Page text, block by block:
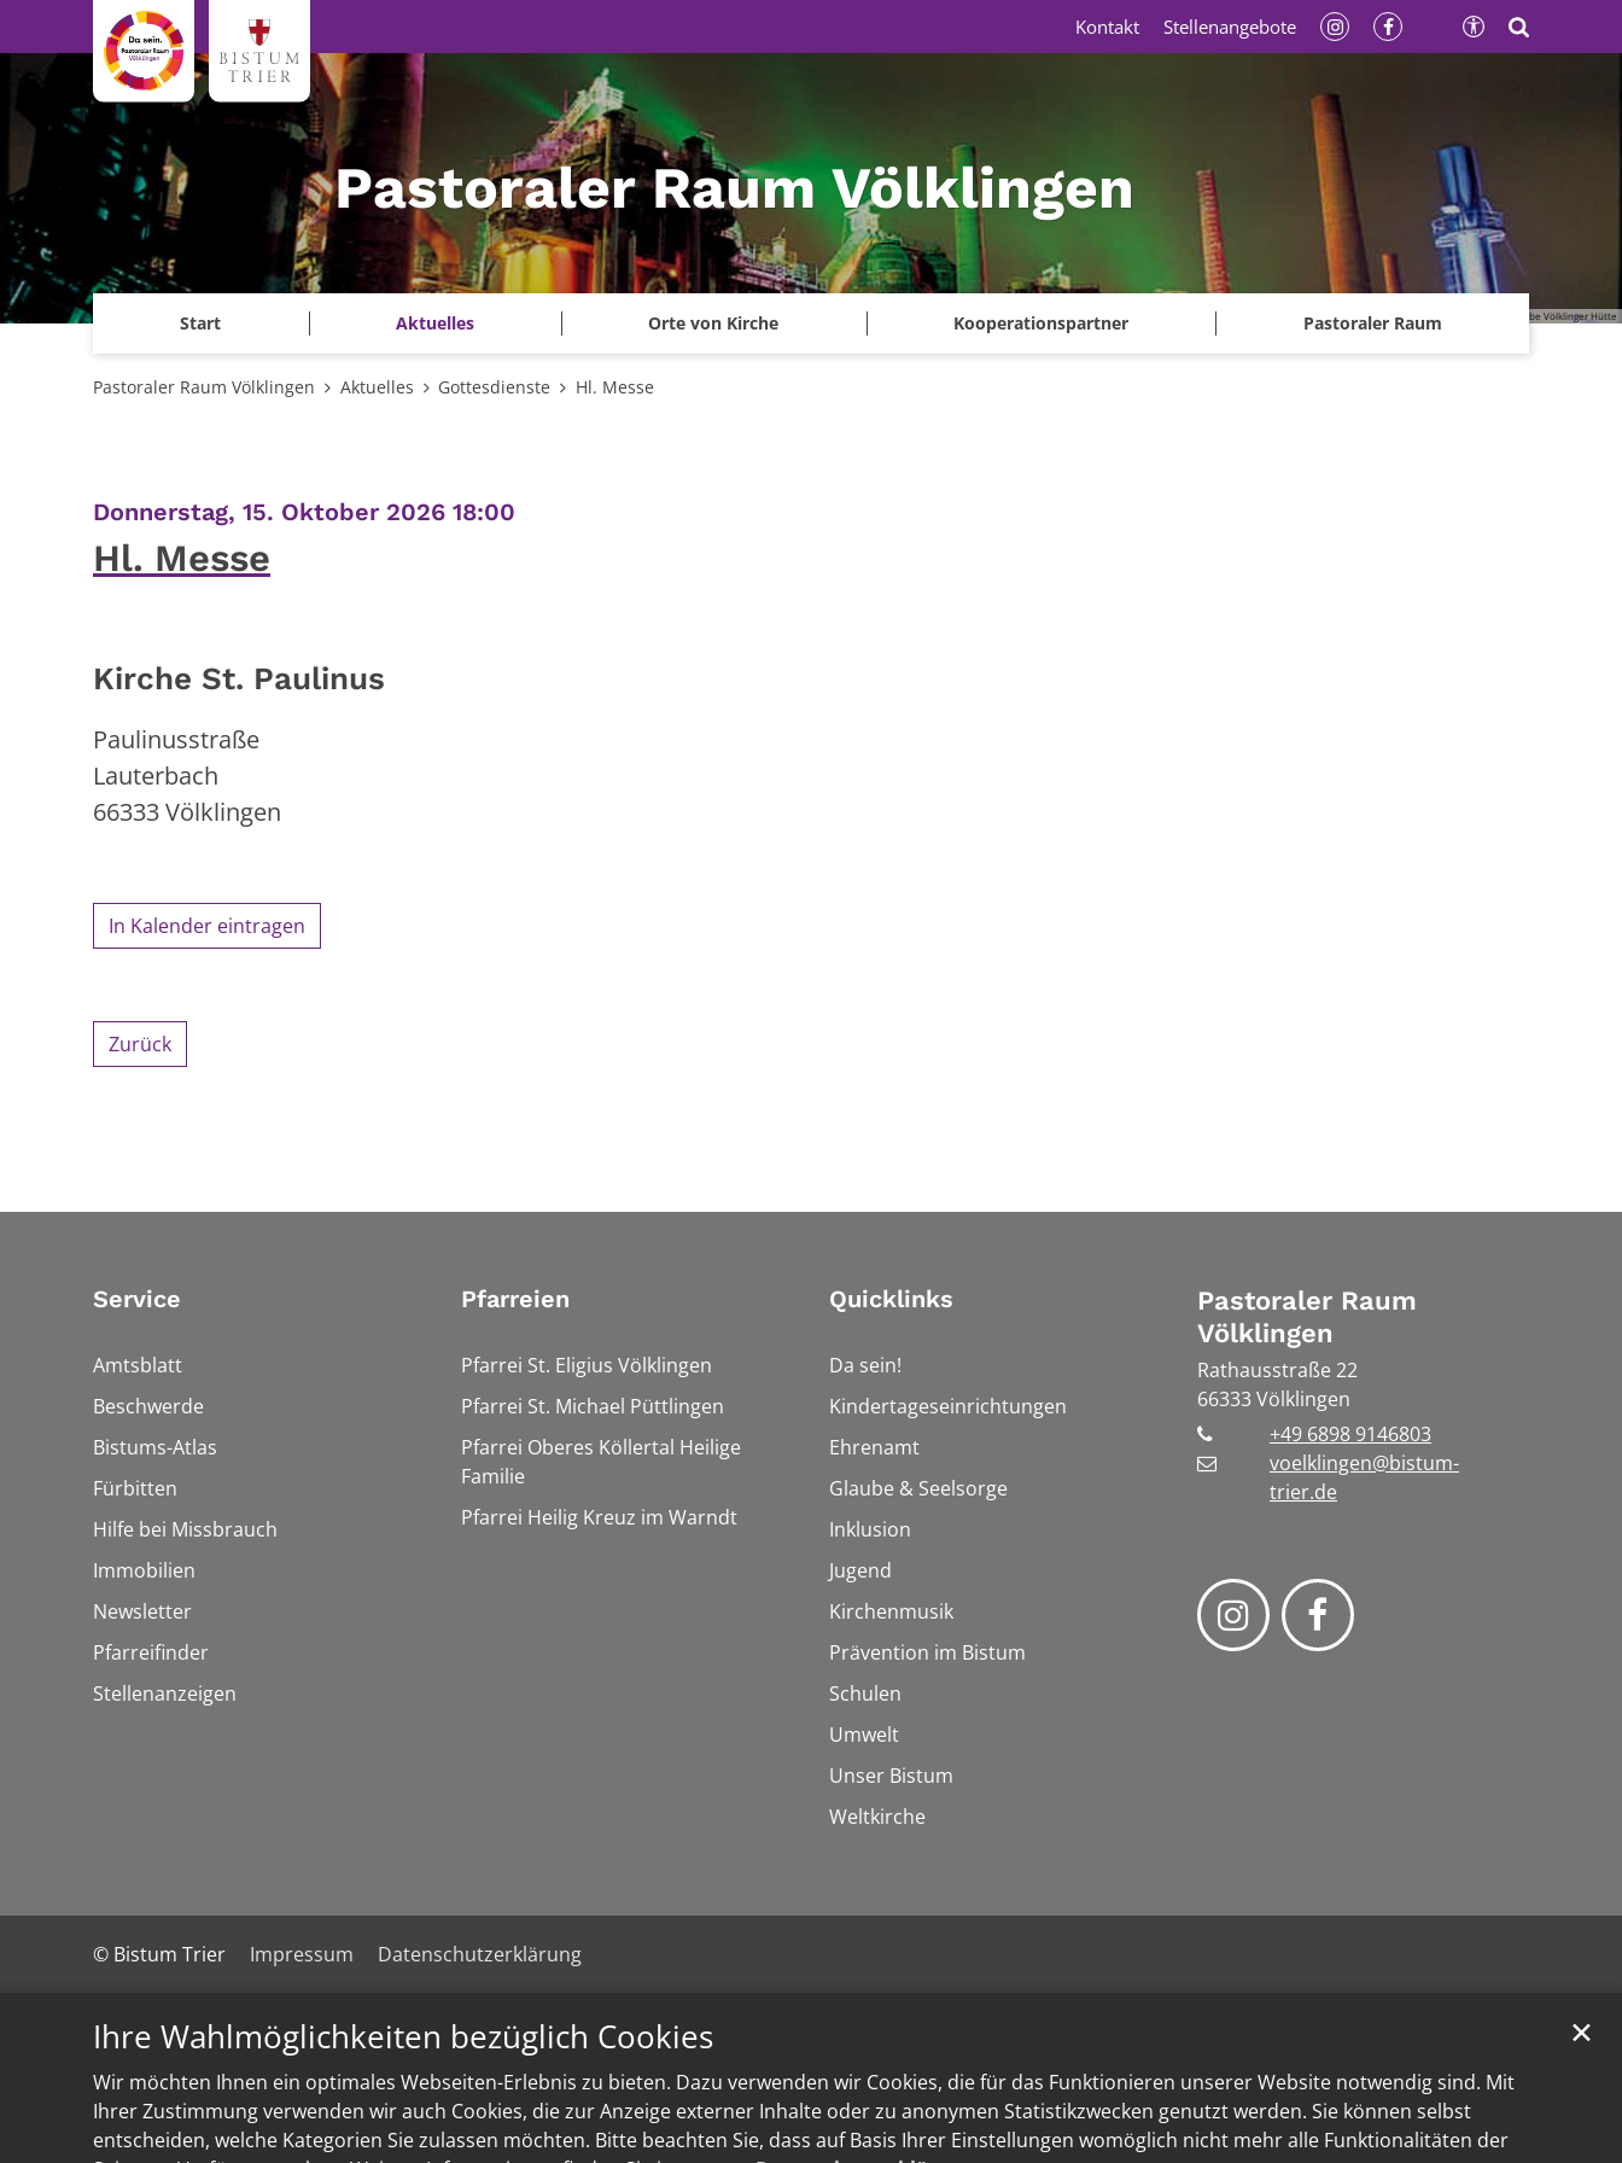
Ihre Wahlmöglichkeiten bezüglich Cookies
Wir möchten Ihnen ein optimales Webseiten-Erlebnis zu bieten. Dazu verwenden wir Cookies, die für das Funktionieren unserer Website notwendig sind. Mit
Ihrer Zustimmung verwenden wir auch Cookies, die zur Anzeige externer Inhalte oder zu anonymen Statistikzwecken genutzt werden. Sie können selbst
entscheiden, welche Kategorien Sie zulassen möchten. Bitte beachten Sie, dass auf Basis Ihrer Einstellungen womöglich nicht mehr alle Funktionalitäten der
✕
Zum Inhalt springen
© Gerhard Kassner - Weltkulturerbe Völklinger Hütte
Pastoraler Raum Völklingen
Start Aktuelles Orte von Kirche Kooperationspartner Pastoraler Raum
Kontakt Stellenangebote
Pastoraler Raum Völklingen Aktuelles Gottesdienste Hl. Messe
Donnerstag, 15. Oktober 2026 18:00
Hl. Messe
Kirche St. Paulinus
Paulinusstraße
Lauterbach
66333Völklingen
In Kalender eintragen
Zurück
Service
Amtsblatt
Beschwerde
Bistums-Atlas
Fürbitten
Hilfe bei Missbrauch
Immobilien
Newsletter
Pfarreifinder
Stellenanzeigen
Pfarreien
Pfarrei St. Eligius Völklingen
Pfarrei St. Michael Püttlingen
Pfarrei Oberes Köllertal Heilige
Familie
Pfarrei Heilig Kreuz im Warndt
Quicklinks
Da sein!
Kindertageseinrichtungen
Ehrenamt
Glaube & Seelsorge
Inklusion
Jugend
Kirchenmusik
Prävention im Bistum
Schulen
Umwelt
Unser Bistum
Weltkirche
Pastoraler Raum
Völklingen
Rathausstraße 22
66333 Völklingen
+49 6898 9146803
voelklingen@bistum-
trier.de
© Bistum Trier Impressum Datenschutzerklärung